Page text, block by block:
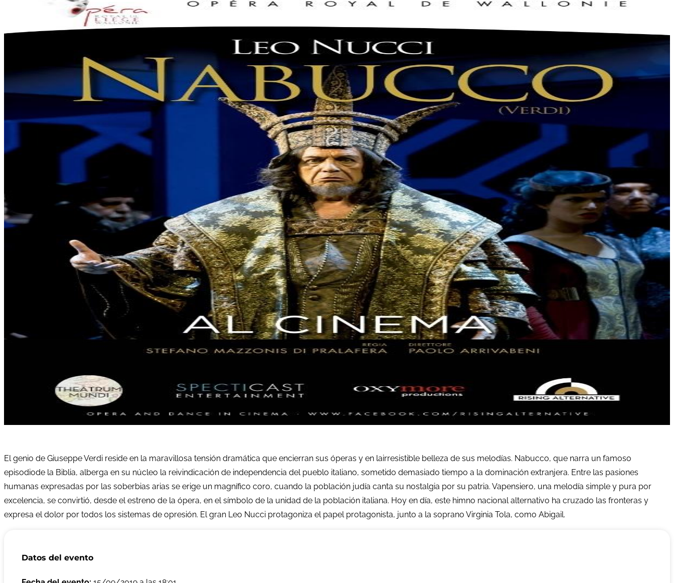
El genio de Giuseppe Verdi reside en la maravillosa tensión dramática que encierran sus óperas y en lairresistible belleza de sus melodías. Nabucco, que narra un famoso
episodiode la Biblia, alberga en su núcleo la reivindicación de independencia del pueblo italiano, sometido demasiado tiempo a la dominación extranjera. Entre las pasiones
humanas expresadas por las soberbias arias se erige un magnífico coro, cuando la población judía canta su nostalgia por su patria. Vapensiero, una melodía simple y pura por
excelencia, se convirtió, desde el estreno de la ópera, en el símbolo de la unidad de la población italiana. Hoy en día, este himno nacional alternativo ha cruzado las fronteras y
expresa el dolor por todos los sistemas de opresión. El gran Leo Nucci protagoniza el papel protagonista, junto a la soprano Virginia Tola, como Abigail.
Datos del evento